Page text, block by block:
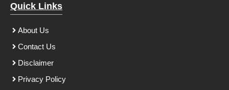
Quick Links
About Us
Contact Us
Disclaimer
Privacy Policy